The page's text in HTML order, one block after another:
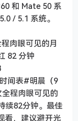
和 Mate 50 系
/ 5.1 系统。
肉眼可见的月
82 分钟
间表#明晨（9
程肉眼可见的
续82分钟。最佳
看，建议避开光